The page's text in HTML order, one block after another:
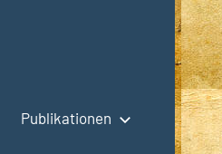
Publikationen